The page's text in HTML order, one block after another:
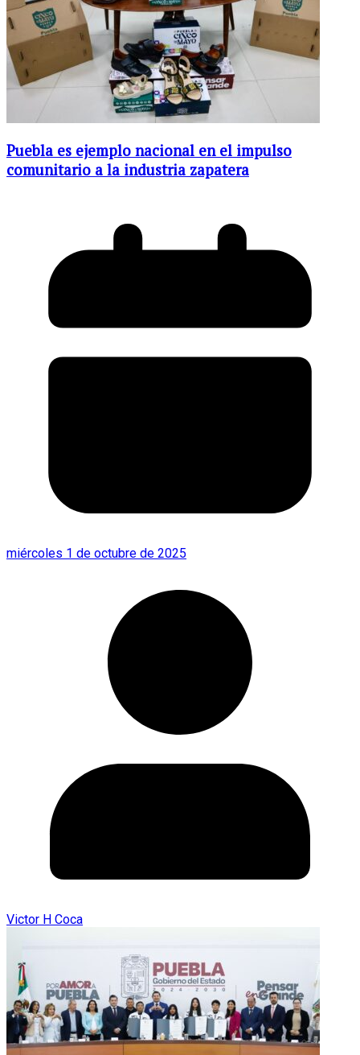
Puebla es ejemplo nacional en el impulso
comunitario a la industria zapatera
miércoles 1 de octubre de 2025
Victor H Coca